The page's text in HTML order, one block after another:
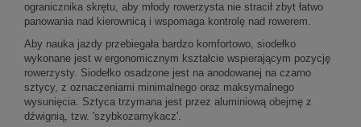
ogranicznika skrętu, aby młody rowerzysta nie stracił zbyt łatwo
panowania nad kierownicą i wspomaga kontrolę nad rowerem.
Aby nauka jazdy przebiegała bardzo komfortowo, siodełko
wykonane jest w ergonomicznym kształcie wspierającym pozycję
rowerzysty. Siodełko osadzone jest na anodowanej na czarno
sztycy, z oznaczeniami minimalnego oraz maksymalnego
wysunięcia. Sztyca trzymana jest przez aluminiową obejmę z
dźwignią, tzw. 'szybkozamykacz'.